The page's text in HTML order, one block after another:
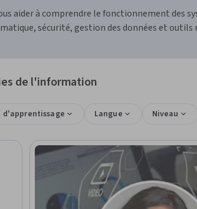
aider à comprendre le fonctionnement des
sécurité, gestion des données et outils
de l'information
d'apprentissage Langue Niveau